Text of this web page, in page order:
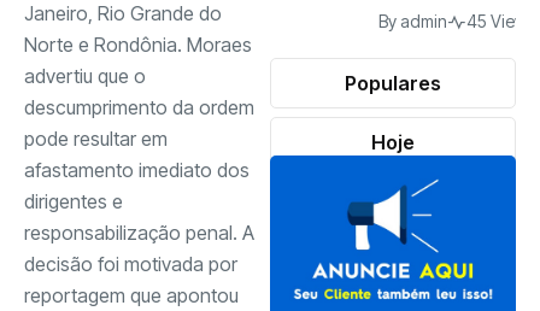
Janeiro, Rio Grande do
Norte e Rondônia. Moraes
advertiu que o
descumprimento da ordem
pode resultar em
afastamento imediato dos
dirigentes e
responsabilização penal. A
decisão foi motivada por
reportagem que apontou
Populares
Hoje
By admin 45 Views